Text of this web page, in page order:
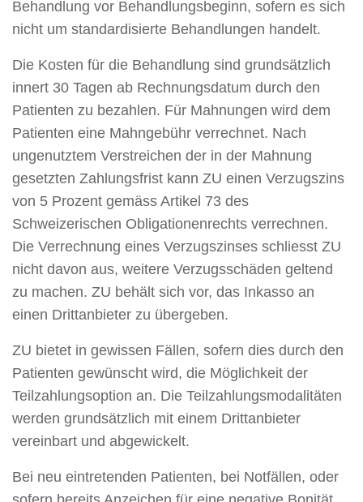
Behandlung vor Behandlungsbeginn, sofern es sich
nicht um standardisierte Behandlungen handelt.
Die Kosten für die Behandlung sind grundsätzlich
innert 30 Tagen ab Rechnungsdatum durch den
Patienten zu bezahlen. Für Mahnungen wird dem
Patienten eine Mahngebühr verrechnet. Nach
ungenutztem Verstreichen der in der Mahnung
gesetzten Zahlungsfrist kann ZU einen Verzugszins
von 5 Prozent gemäss Artikel 73 des
Schweizerischen Obligationenrechts verrechnen.
Die Verrechnung eines Verzugszinses schliesst ZU
nicht davon aus, weitere Verzugsschäden geltend
zu machen. ZU behält sich vor, das Inkasso an
einen Drittanbieter zu übergeben.
ZU bietet in gewissen Fällen, sofern dies durch den
Patienten gewünscht wird, die Möglichkeit der
Teilzahlungsoption an. Die Teilzahlungsmodalitäten
werden grundsätzlich mit einem Drittanbieter
vereinbart und abgewickelt.
Bei neu eintretenden Patienten, bei Notfällen, oder